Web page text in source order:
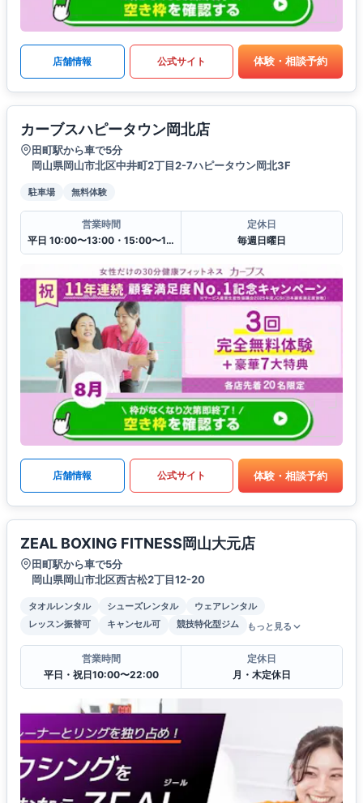
店舗情報 公式サイト 体験・相談予約
カーブスハピータウン岡北店
田町駅から車で5分
岡山県岡山市北区中井町2丁目2-7ハピータウン岡北3F
駐車場 無料体験
営業時間
平日 10:00〜13:00・15:00〜19:00
定休日
毎週日曜日
店舗情報 公式サイト 体験・相談予約
ZEAL BOXING FITNESS岡山大元店
田町駅から車で5分
岡山県岡山市北区西古松2丁目12-20
タオルレンタル シューズレンタル
ウェアレンタル
レッスン振替可
キャンセル可 競技特化型ジム もっと見る
営業時間
平日・祝日10:00〜22:00
定休日
月・木定休日